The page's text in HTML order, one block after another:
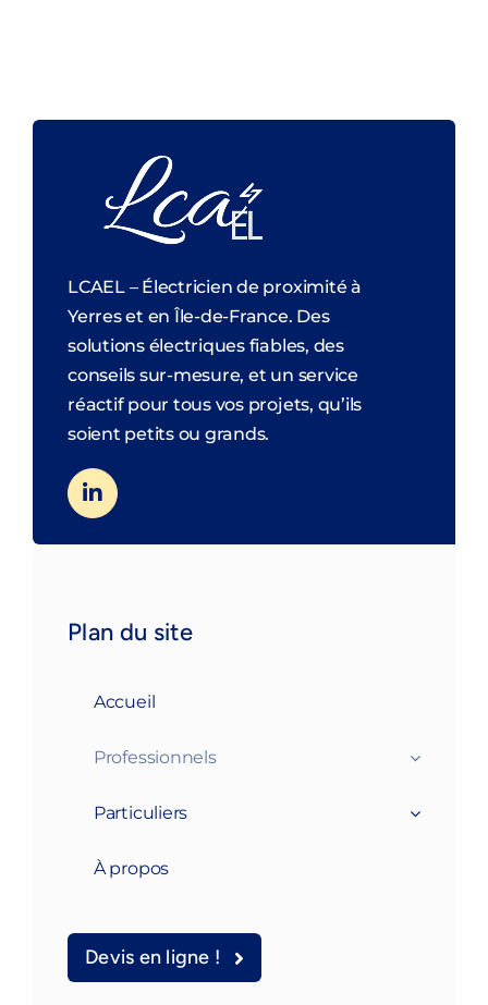
LCAEL – Électricien de proximité à
Yerres et en Île-de-France. Des
solutions électriques fiables, des
conseils sur-mesure, et un service
réactif pour tous vos projets, qu’ils
soient petits ou grands.
Plan du site
Accueil
Professionnels
Particuliers
À propos
Devis en ligne !